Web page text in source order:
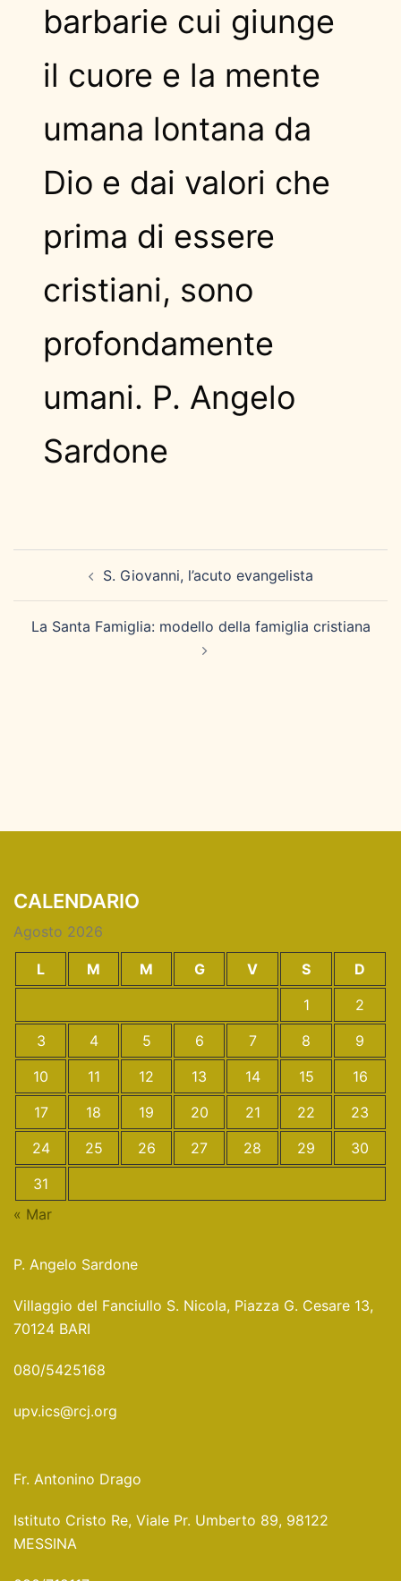
barbarie cui giunge
il cuore e la mente
umana lontana da
Dio e dai valori che
prima di essere
cristiani, sono
profondamente
umani. P. Angelo
Sardone
articolo S. Giovanni, l’acuto evangelista
La Santa Famiglia: modello della famiglia cristiana
CALENDARIO
Agosto 2026
L M M G V S
D
1
2
3
4 5 6 7 8
9
10
11 12 13 14 15
16
17
18 19 20 21 22
23
24
25 26 27 28 29
30
31
« Mar
P. Angelo Sardone
Villaggio del Fanciullo S. Nicola, Piazza G. Cesare 13,
70124 BARI
080/5425168
upv.ics@rcj.org
Fr. Antonino Drago
Istituto Cristo Re, Viale Pr. Umberto 89, 98122
MESSINA